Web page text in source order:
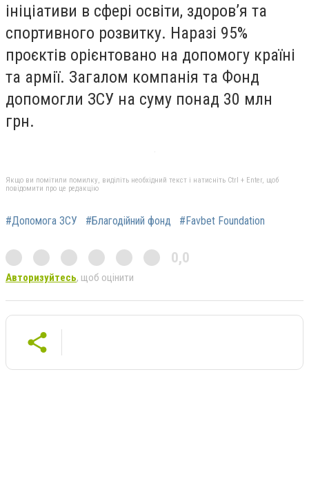
ініціативи в сфері освіти, здоров’я та
спортивного розвитку. Наразі 95%
проєктів орієнтовано на допомогу країні
та армії. Загалом компанія та Фонд
допомогли ЗСУ на суму понад 30 млн
грн.
Якщо ви помітили помилку, виділіть необхідний текст і натисніть Ctrl + Enter, щоб
повідомити про це редакцію
#Допомога ЗСУ #Благодійний фонд #Favbet Foundation
0,0
Авторизуйтесь, щоб оцінити